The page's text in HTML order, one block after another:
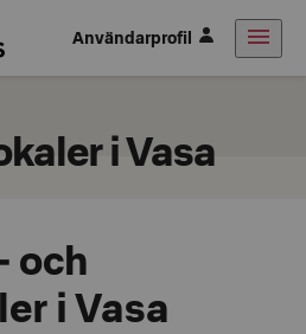
Användarprofil
i Vasa
och
i Vasa